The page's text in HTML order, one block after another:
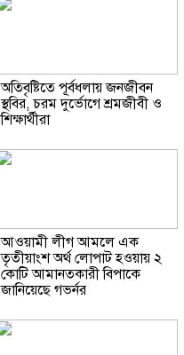
অতিবৃষ্টিতে পূর্বধলায় জনজীবন
স্থবির, চরম দুর্ভোগে শ্রমজীবী ও
শিক্ষার্থীরা
আওয়ামী লীগ আমলে এক
তৃতীয়াংশ অর্থ লোপাট হওয়ায় ২
কোটি আমানতকারী বিপাকে
জানিয়েছে গভর্নর